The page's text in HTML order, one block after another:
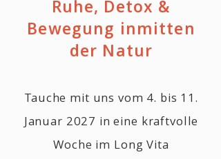
​Ruhe, Detox &
Bewegung inmitten
der Natur
Tauche mit uns vom 4. bis 11.
Januar 2027 in eine kraftvolle
Woche im Long Vita